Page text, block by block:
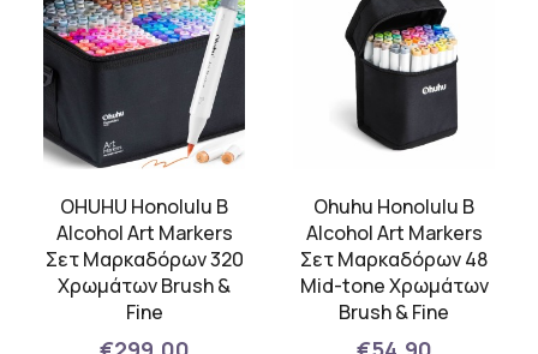
OHUHU Honolulu B
Alcohol Art Markers
Σετ Μαρκαδόρων 320
Χρωμάτων Brush &
Fine
Οhuhu Honolulu B
Alcohol Art Markers
Σετ Μαρκαδόρων 48
Mid-tone Χρωμάτων
Brush & Fine